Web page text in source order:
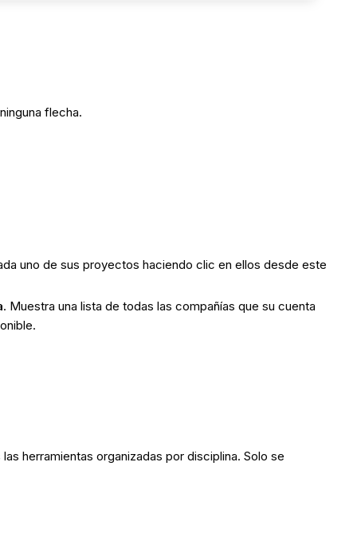
flecha.
uno de sus proyectos haciendo clic en ellos desde este
. Muestra una lista de todas las compañías que su cuenta
herramientas organizadas por disciplina. Solo se